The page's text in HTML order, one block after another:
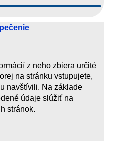
z neho zbiera určité
na stránku vstupujete,
navštívili. Na základe
údaje slúžiť na
stránok.